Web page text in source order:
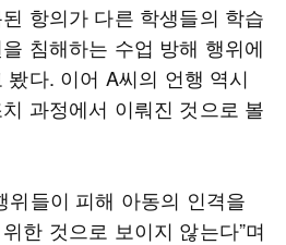
항의가 다른 학생들의 학습
침해하는 수업 방해 행위에
다. 이어 A씨의 언행 역시
과정에서 이뤄진 것으로 볼
위들이 피해 아동의 인격을
한 것으로 보이지 않는다”며